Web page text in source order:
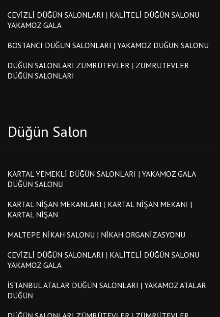
CEVIZLI DÜĞÜN SALONLARI | KALITELI DÜĞÜN SALONU
YAKAMOZ GALA
BOSTANCI DÜĞÜN SALONLARI | YAKAMOZ DÜĞÜN SALONU
DÜĞÜN SALONLARI ZÜMRÜTEVLER | ZÜMRÜTEVLER
DÜĞÜN SALONLARI
Düğün Salon
KARTAL YEMEKLI DÜĞÜN SALONLARI | YAKAMOZ GALA
DÜĞÜN SALONU
KARTAL NIŞAN MEKANLARI | KARTAL NIŞAN MEKANI |
KARTAL NIŞAN
MALTEPE NIKAH SALONU | NIKAH ORGANIZASYONU
CEVIZLI DÜĞÜN SALONLARI | KALITELI DÜĞÜN SALONU
YAKAMOZ GALA
İSTANBUL ATALAR DÜĞÜN SALONLARI | YAKAMOZ ATALAR
DÜĞÜN